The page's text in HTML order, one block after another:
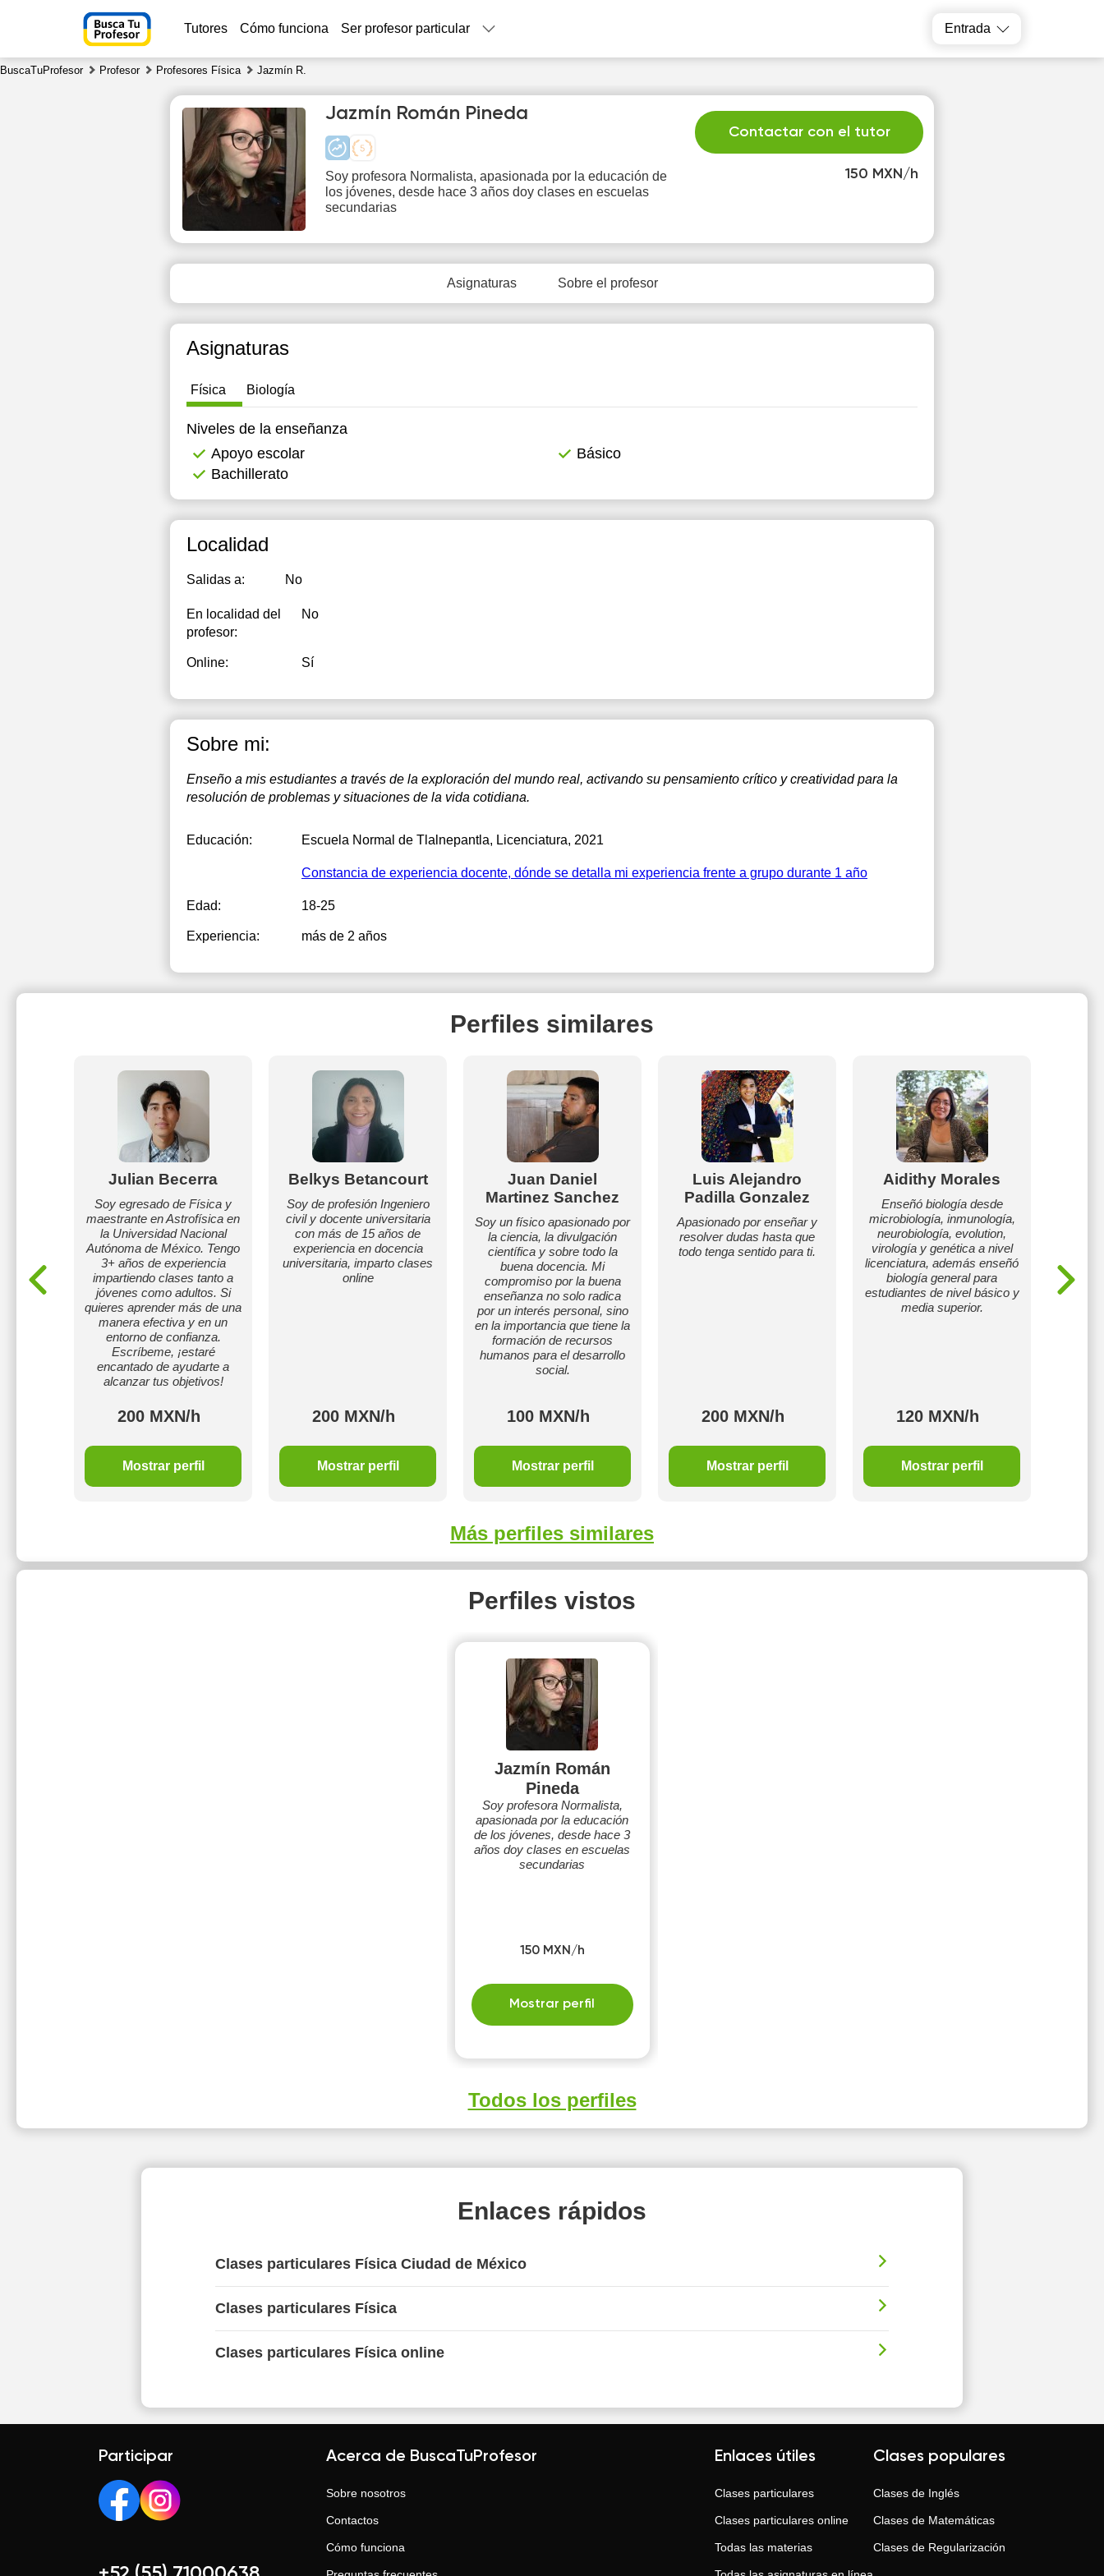
Tutores Cómo funciona Ser profesor particular Entrada
BuscaTuProfesor Profesor Profesores Física Jazmín R.
150 MXN/h
Contactar con el tutor
Jazmín Román Pineda
Soy profesora Normalista, apasionada por la educación de
los jóvenes, desde hace 3 años doy clases en escuelas
secundarias
Asignaturas Sobre el profesor
Asignaturas
Física Biología
Niveles de la enseñanza
Apoyo escolar
Básico
Bachillerato
Localidad
Salidas a: No
En localidad del
profesor:
No
Online: Sí
Sobre mi:
Enseño a mis estudiantes a través de la exploración del mundo real, activando su pensamiento crítico y creatividad para la
resolución de problemas y situaciones de la vida cotidiana.
Educación: Escuela Normal de Tlalnepantla, Licenciatura, 2021
Constancia de experiencia docente, dónde se detalla mi experiencia frente a grupo durante 1 año
Edad: 18-25
Experiencia: más de 2 años
Perfiles similares
Julian Becerra
Soy egresado de Física y
maestrante en Astrofísica en
la Universidad Nacional
Autónoma de México. Tengo
3+ años de experiencia
impartiendo clases tanto a
jóvenes como adultos. Si
quieres aprender más de una
manera efectiva y en un
entorno de confianza.
Escríbeme, ¡estaré
encantado de ayudarte a
alcanzar tus objetivos!
200 MXN/h
Mostrar perfil
Belkys Betancourt
Soy de profesión Ingeniero
civil y docente universitaria
con más de 15 años de
experiencia en docencia
universitaria, imparto clases
online
200 MXN/h
Mostrar perfil
Juan Daniel
Martinez Sanchez
Soy un físico apasionado por
la ciencia, la divulgación
científica y sobre todo la
buena docencia. Mi
compromiso por la buena
enseñanza no solo radica
por un interés personal, sino
en la importancia que tiene la
formación de recursos
humanos para el desarrollo
social.
100 MXN/h
Mostrar perfil
Luis Alejandro
Padilla Gonzalez
Apasionado por enseñar y
resolver dudas hasta que
todo tenga sentido para ti.
200 MXN/h
Mostrar perfil
Aidithy Morales
Enseñó biología desde
microbiología, inmunología,
neurobiología, evolution,
virología y genética a nivel
licenciatura, además enseñó
biología general para
estudiantes de nivel básico y
media superior.
120 MXN/h
Mostrar perfil
Más perfiles similares
Perfiles vistos
Jazmín Román
Pineda
Soy profesora Normalista,
apasionada por la educación
de los jóvenes, desde hace 3
años doy clases en escuelas
secundarias
150 MXN/h
Mostrar perfil
Todos los perfiles
Enlaces rápidos
Clases particulares Física Ciudad de México
Clases particulares Física
Clases particulares Física online
Th
6
Fr
Participar Acerca de BuscaTuProfesor
Sobre nosotros
Contactos
Cómo funciona
Enlaces útiles
Clases particulares
Clases particulares online
Todas las materias
Clases populares
Clases de Inglés
Clases de Matemáticas
Clases de Regularización